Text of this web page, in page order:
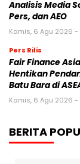
Analisis Media
Pers, dan AEO
Kamis, 6 Agu 2026 -
Pers Rilis
Fair Finance
Hentikan
Batu Bara di
Kamis, 6 Agu 2026 -
BERITA